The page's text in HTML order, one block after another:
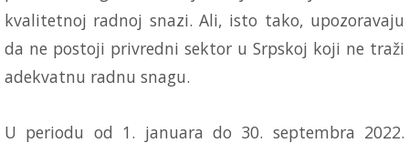
kvalitetnoj radnoj snazi. Ali, isto tako, upozoravaju
da ne postoji privredni sektor u Srpskoj koji ne traži
adekvatnu radnu snagu.
U periodu od 1. januara do 30. septembra 2022.